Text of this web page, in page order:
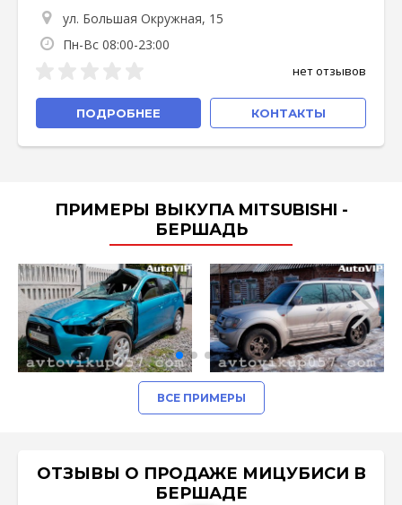
ул. Большая Окружная, 15
Пн-Вс 08:00-23:00
нет отзывов
ПОДРОБНЕЕ КОНТАКТЫ
ПРИМЕРЫ ВЫКУПА MITSUBISHI -
БЕРШАДЬ
ВСЕ ПРИМЕРЫ
ОТЗЫВЫ О ПРОДАЖЕ МИЦУБИСИ В
БЕРШАДЕ